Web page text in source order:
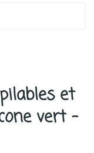
et
vert -